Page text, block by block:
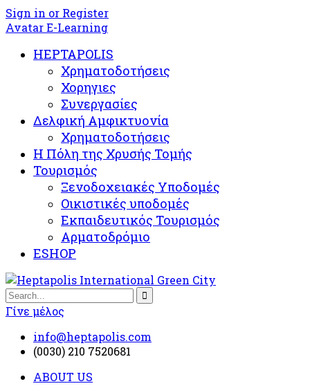
Sign in or Register
Avatar E-Learning
HEPTAPOLIS
Χρηματοδοτήσεις
Χορηγιες
Συνεργασίες
Δελφική Αμφικτυονία
Χρηματοδοτήσεις
Η Πόλη της Χρυσής Τομής
Τουρισμός
Ξενοδοχειακές Υποδομές​
Oικιστικές υποδομές
Εκπαιδευτικός Τουρισμός
Αρματοδρόμιο
ESHOP
Γίνε μέλος
info@heptapolis.com
(0030) 210 7520681
ABOUT US